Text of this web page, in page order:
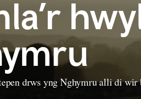
drws yng Nghymru alli di